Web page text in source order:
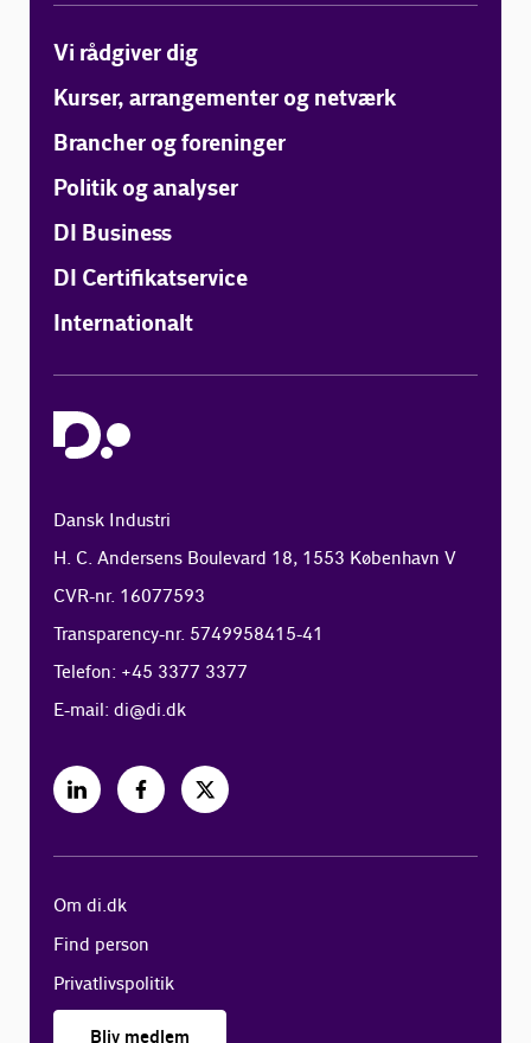
Vi rådgiver dig
Kurser, arrangementer og netværk
Brancher og foreninger
Politik og analyser
DI Business
DI Certifikatservice
Internationalt
Dansk Industri
H. C. Andersens Boulevard 18, 1553 København V
CVR-nr. 16077593
Transparency-nr. 5749958415-41
Telefon: +45 3377 3377
E-mail:di@di.dk
Om di.dk
Find person
Privatlivspolitik
Bliv medlem